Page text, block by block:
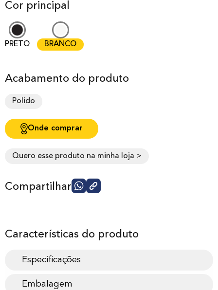
Cor principal
PRETO BRANCO
Acabamento do produto
Polido
Onde comprar
Quero esse produto na minha loja >
Compartilhar
Características do produto
Especificações
Embalagem